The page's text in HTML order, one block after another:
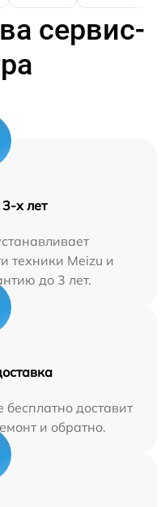
сервис-
х лет
техники Meizu и
до 3 лет.
доставит
и обратно.